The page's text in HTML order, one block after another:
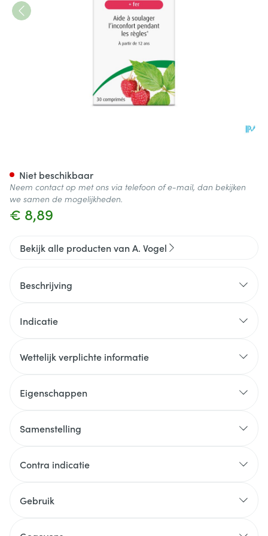
€ 8,89
Niet beschikbaar
Neem contact op met ons via telefoon of e-mail, dan bekijken
we samen de mogelijkheden.
Bekijk alle producten van A. Vogel
Beschrijving
Indicatie
Wettelijk verplichte informatie
Eigenschappen
Samenstelling
Contra indicatie
Gebruik